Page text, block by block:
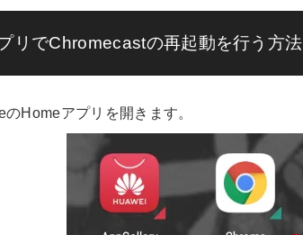
リでChromecastの再起動を行う方法
のHomeアプリを開きます。